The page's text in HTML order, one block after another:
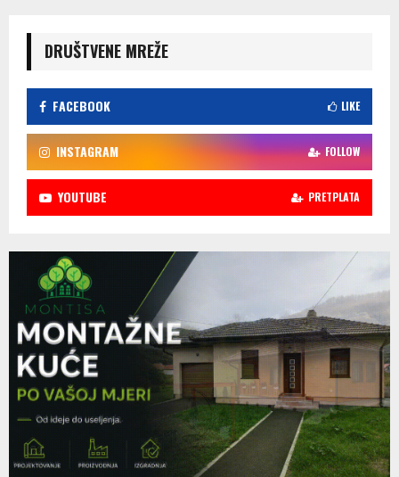
DRUŠTVENE MREŽE
FACEBOOK LIKE
INSTAGRAM FOLLOW
YOUTUBE PRETPLATA